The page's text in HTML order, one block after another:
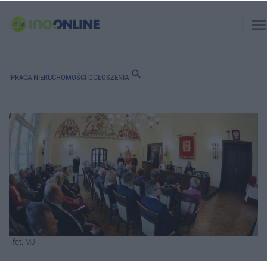
PRACA NIERUCHOMOŚCI OGŁOSZENIA search
| fot. MJ